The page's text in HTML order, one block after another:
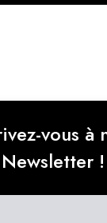
vous à
Newsletter !